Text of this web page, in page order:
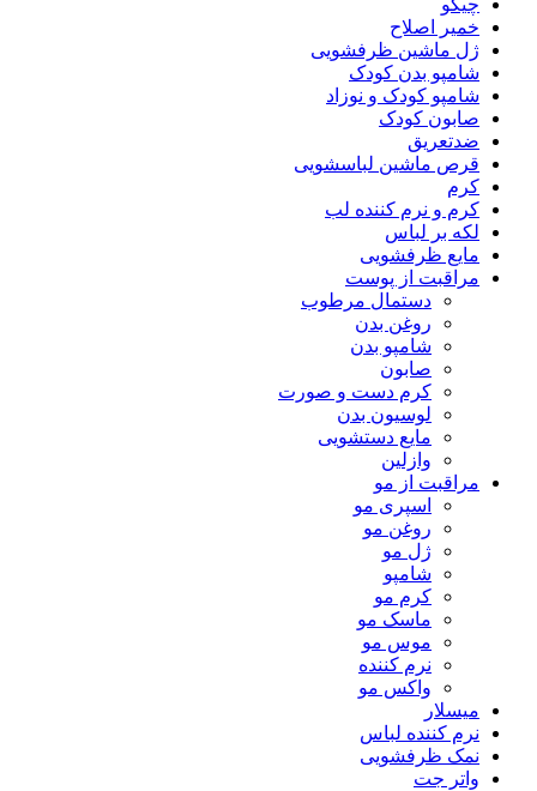
چیکو
خمیر اصلاح
ژل ماشین ظرفشویی
شامپو بدن کودک
شامپو کودک و نوزاد
صابون کودک
ضدتعریق
قرص ماشین لباسشویی
کرم
کرم و نرم کننده لب
لکه بر لباس
مایع ظرفشویی
مراقبت از پوست
دستمال مرطوب
روغن بدن
شامپو بدن
صابون
کرم دست و صورت
لوسیون بدن
مایع دستشویی
وازلین
مراقبت از مو
اسپری مو
روغن مو
ژل مو
شامپو
کرم مو
ماسک مو
موس مو
نرم کننده
واکس مو
میسلار
نرم کننده لباس
نمک ظرفشویی
واتر جت